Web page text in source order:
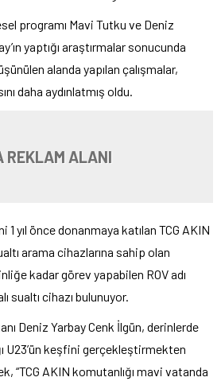
programı Mavi Tutku ve Deniz
yaptığı araştırmalar sonucunda
alanda yapılan çalışmalar,
daha aydınlatmış oldu.
REKLAM ALANI
1 yıl önce donanmaya katılan TCG AKIN
arama cihazlarına sahip olan
kadar görev yapabilen ROV adı
sualtı cihazı bulunuyor.
Deniz Yarbay Cenk İlgün, derinlerde
U23’ün keşfini gerçekleştirmekten
“TCG AKIN komutanlığı mavi vatanda